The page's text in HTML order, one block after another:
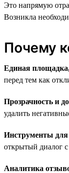
Это напрямую
Возникла
Почему
Единая
перед тем как
Прозрачность и
удалить
Инструменты для
открытый диалог
Аналитика